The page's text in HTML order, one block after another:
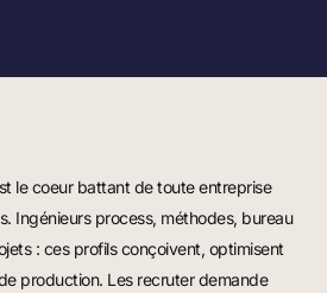
le coeur battant de toute entreprise
Ingénieurs process, méthodes, bureau
: ces profils conçoivent, optimisent
production. Les recruter demande